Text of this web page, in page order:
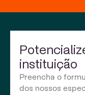
instituição
Preencha o
dos nossos